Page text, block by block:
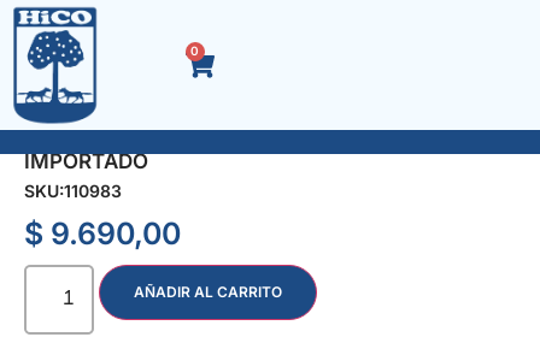
0
PICOS GOMA P/INFLAR PELOTAS X 12 U.
IMPORTADO
SKU:110983
$ 9.690,00
AÑADIR AL CARRITO